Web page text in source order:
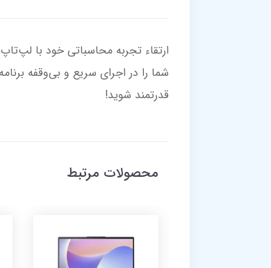
شما را در اجرای سریع و بی‌وقفه
قدرتمند شوید!
محصولات مرتبط